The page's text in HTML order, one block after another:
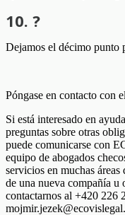
10. ?
Dejamos el décimo punto
Póngase en contacto con
Si está interesado en
preguntas sobre otras
puede comunicarse con
equipo de abogados
servicios en muchas
de una nueva compañía u
contactarnos al +420 226